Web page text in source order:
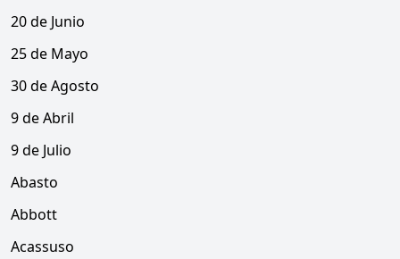
20 de Junio
25 de Mayo
30 de Agosto
9 de Abril
9 de Julio
Abasto
Abbott
Acassuso